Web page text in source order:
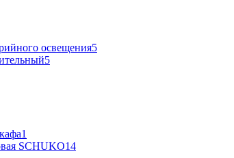
освещения5
5
1
SCHUKO14